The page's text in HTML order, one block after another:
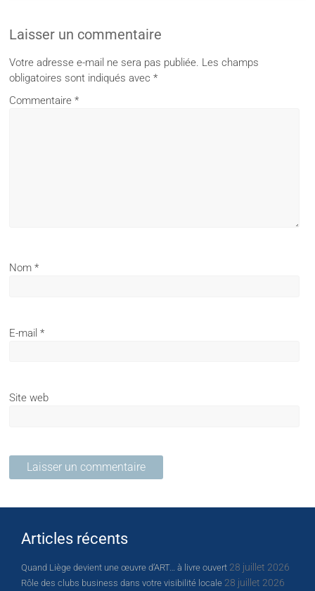
Laisser un commentaire
Votre adresse e-mail ne sera pas publiée. Les champs
obligatoires sont indiqués avec*
Commentaire*
Nom*
E-mail*
Site web
Articles récents
Quand Liège devient une œuvre d’ART… à livre ouvert 28 juillet 2026
Rôle des clubs business dans votre visibilité locale 28 juillet 2026